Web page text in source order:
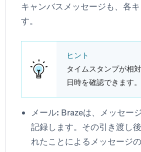
キャンバスメッセージも、各
す。
ヒント
タイムスタンプが相
日時を確認できます。
メール: Brazeは、メッセー
記録します。その引き渡し
れたことによるメッセージ